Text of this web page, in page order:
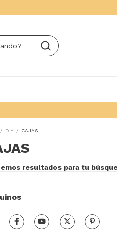
/ DIY / CAJAS
resultados para tu